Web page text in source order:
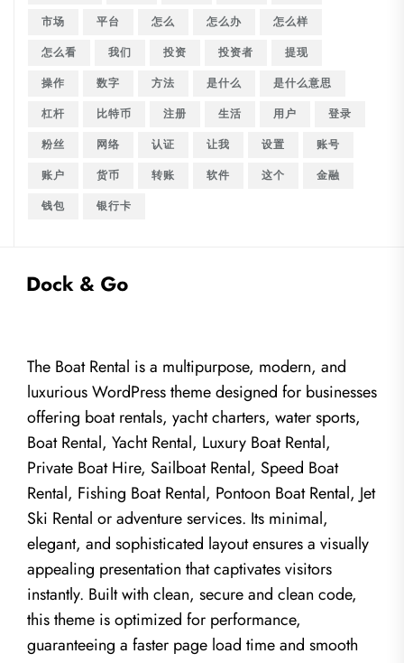
市场
平台 怎么 怎么办
怎么样
怎么看
我们 投资 投资者
提现
操作
数字 方法 是什么
是什么意思
杠杆
比特币 注册 生活 用户
登录
粉丝
网络 认证 让我 设置
账号
账户
货币 转账 软件 这个
金融
钱包
银行卡
The Boat Rental is a multipurpose, modern, and
luxurious WordPress theme designed for businesses
offering boat rentals, yacht charters, water sports,
Boat Rental, Yacht Rental, Luxury Boat Rental,
Private Boat Hire, Sailboat Rental, Speed Boat
Rental, Fishing Boat Rental, Pontoon Boat Rental, Jet
Ski Rental or adventure services. Its minimal,
elegant, and sophisticated layout ensures a visually
appealing presentation that captivates visitors
instantly. Built with clean, secure and clean code,
this theme is optimized for performance,
guaranteeing a faster page load time and smooth